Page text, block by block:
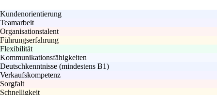
Kundenorientierung
Teamarbeit
Organisationstalent
Führungserfahrung
Flexibilität
Kommunikationsfähigkeiten
Deutschkenntnisse (mindestens B1)
Verkaufskompetenz
Sorgfalt
Schnelligkeit